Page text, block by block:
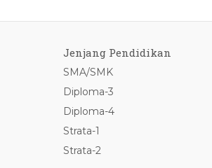
Jenjang Pendidikan
SMA/SMK
Diploma-3
Diploma-4
Strata-1
Strata-2